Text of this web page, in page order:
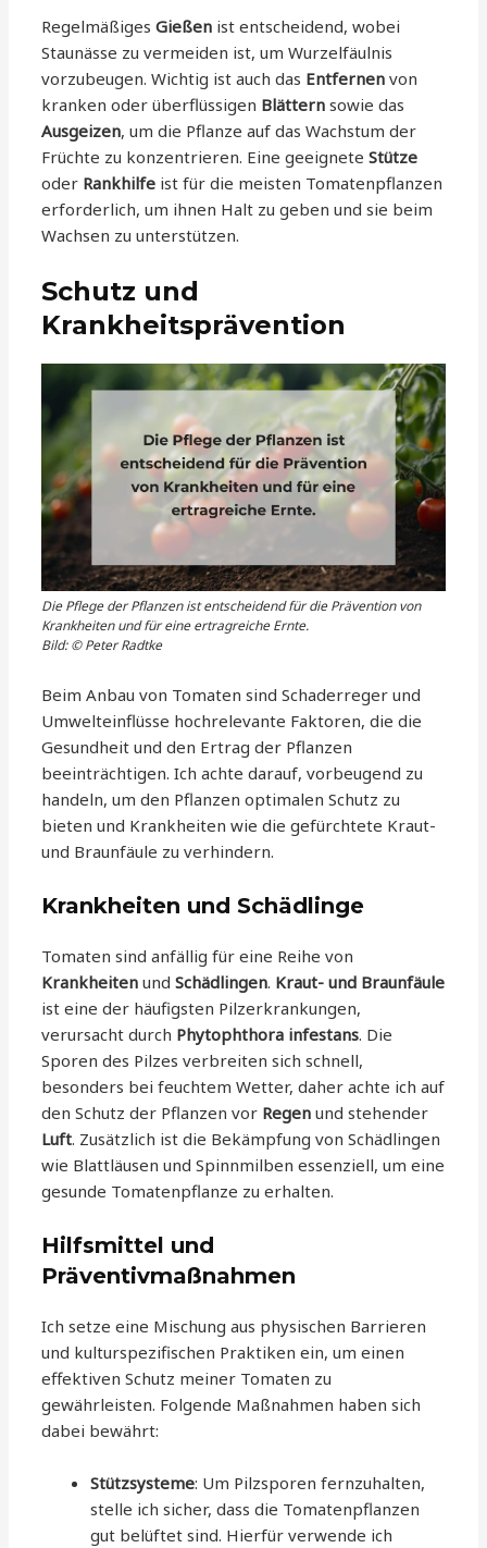
RegelmäßigesGießen ist entscheidend, wobei
Staunässe zu vermeiden ist, um Wurzelfäulnis
vorzubeugen. Wichtig ist auch das Entfernen von
kranken oder überflüssigen Blättern sowie das
Ausgeizen, um die Pflanze auf das Wachstum der
Früchte zu konzentrieren. Eine geeigneteStütze
oder Rankhilfe ist für die meisten Tomatenpflanzen
erforderlich, um ihnen Halt zu geben und sie beim
Wachsen zu unterstützen.
Schutz und
Krankheitsprävention
Die Pflege der Pflanzen ist entscheidend für die Prävention von
Krankheiten und für eine ertragreiche Ernte.
Bild: © Peter Radtke
Beim Anbau von Tomaten sind Schaderreger und
Umwelteinflüsse hochrelevante Faktoren, die die
Gesundheit und den Ertrag der Pflanzen
beeinträchtigen. Ich achte darauf, vorbeugend zu
handeln, um den Pflanzen optimalen Schutz zu
bieten und Krankheiten wie die gefürchtete Kraut-
und Braunfäule zu verhindern.
Krankheiten und Schädlinge
Tomaten sind anfällig für eine Reihe von
Krankheiten undSchädlingen. Kraut- und Braunfäule
ist eine der häufigsten Pilzerkrankungen,
verursacht durch Phytophthora infestans. Die
Sporen des Pilzes verbreiten sich schnell,
besonders bei feuchtem Wetter, daher achte ich auf
den Schutz der Pflanzen vor Regen und stehender
Luft. Zusätzlich ist die Bekämpfung von Schädlingen
wie Blattläusen und Spinnmilben essenziell, um eine
gesunde Tomatenpflanze zu erhalten.
Hilfsmittel und
Präventivmaßnahmen
Ich setze eine Mischung aus physischen Barrieren
und kulturspezifischen Praktiken ein, um einen
effektiven Schutz meiner Tomaten zu
gewährleisten. Folgende Maßnahmen haben sich
dabei bewährt:
Stützsysteme: Um Pilzsporen fernzuhalten,
stelle ich sicher, dass die Tomatenpflanzen
gut belüftet sind. Hierfür verwende ich